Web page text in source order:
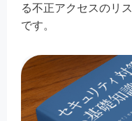
る不正アクセスのリ
です。